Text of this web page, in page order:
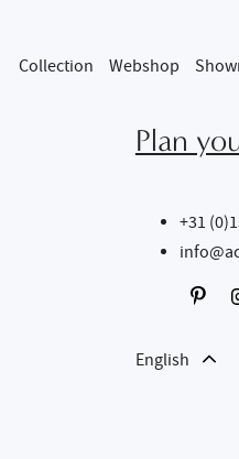
Collection Webshop
Plan
+31
English